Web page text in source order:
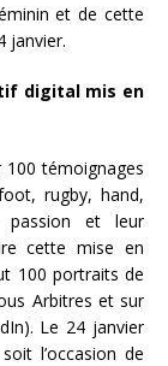
et de cette
janvier.
digital mis en
100 témoignages
rugby, hand,
passion et leur
cette mise en
100 portraits de
Arbitres et sur
Le 24 janvier
l’occasion de